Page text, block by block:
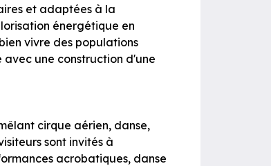
et adaptées à la
énergétique en
vivre des populations
une construction d'une
cirque aérien, danse,
sont invités à
acrobatiques, danse